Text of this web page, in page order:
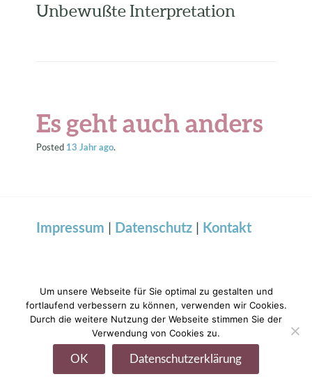
Unbewußte Interpretation
Es geht auch anders
Posted 13 Jahr ago.
Impressum Datenschutz Kontakt
Um unsere Webseite für Sie optimal zu gestalten und
fortlaufend verbessern zu können, verwenden wir Cookies.
Durch die weitere Nutzung der Webseite stimmen Sie der
Verwendung von Cookies zu.
OK Datenschutzerklärung